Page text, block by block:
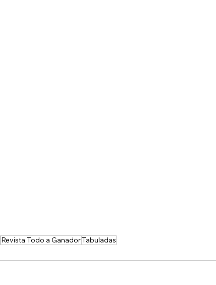
Revista Todo a GanadorTabuladas